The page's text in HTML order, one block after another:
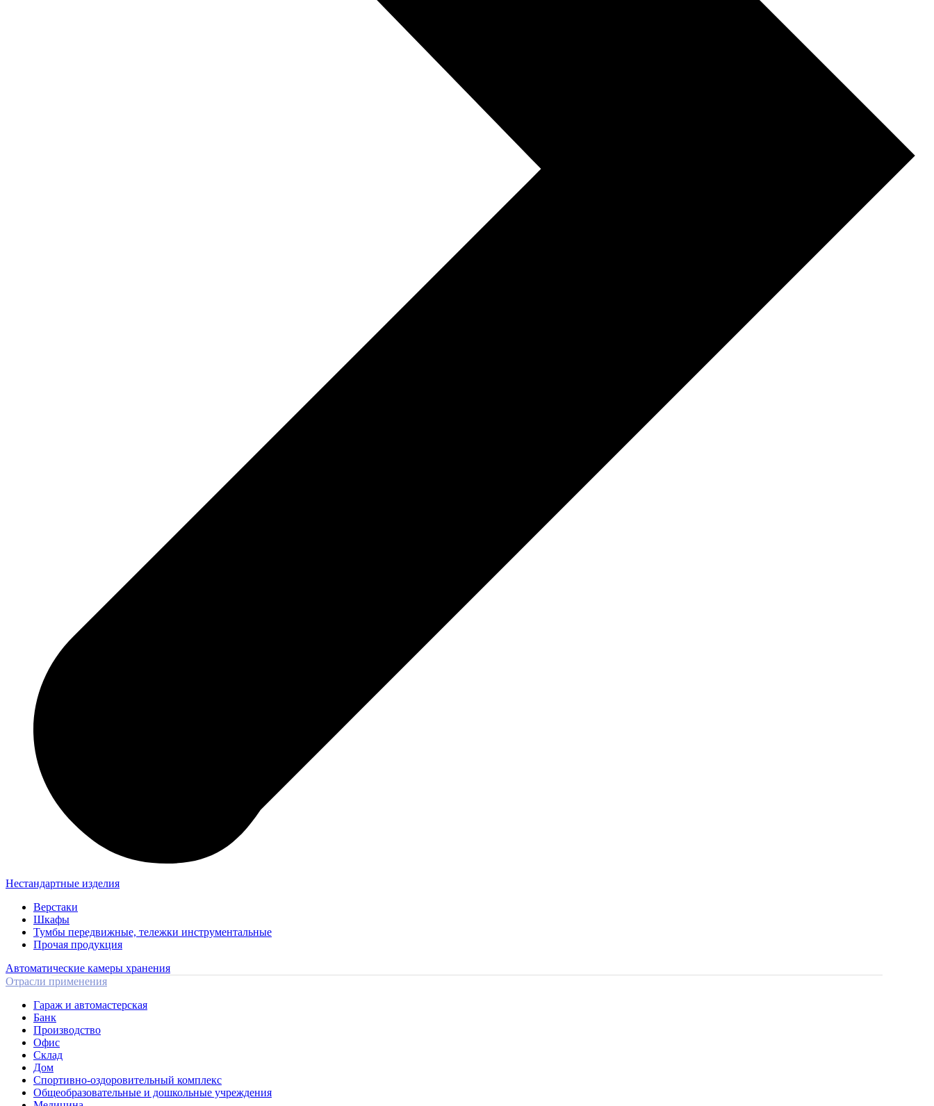
Нестандартные изделия
Верстаки
Шкафы
Тумбы передвижные, тележки инструментальные
Прочая продукция
Автоматические камеры хранения
Отрасли применения
Гараж и автомастерская
Банк
Производство
Офис
Склад
Дом
Спортивно-оздоровительный комплекс
Общеобразовательные и дошкольные учреждения